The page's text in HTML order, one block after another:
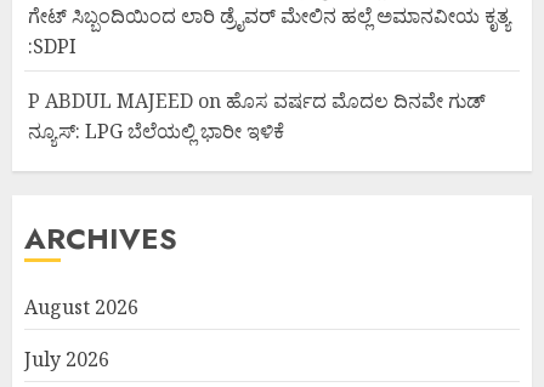
ಗೇಟ್ ಸಿಬ್ಬಂದಿಯಿಂದ ಲಾರಿ ಡ್ರೈವರ್ ಮೇಲಿನ ಹಲ್ಲೆ ಅಮಾನವೀಯ ಕೃತ್ಯ
:SDPI
P ABDUL MAJEED on ಹೊಸ ವರ್ಷದ ಮೊದಲ ದಿನವೇ ಗುಡ್
ನ್ಯೂಸ್: LPG ಬೆಲೆಯಲ್ಲಿ ಭಾರೀ ಇಳಿಕೆ
ARCHIVES
August 2026
July 2026